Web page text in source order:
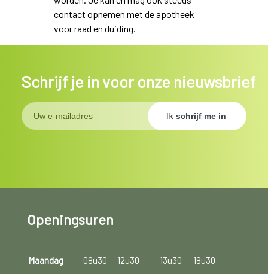
contact opnemen met de apotheek
voor raad en duiding.
Schrijf je in voor onze nieuwsbrief
Openingsuren
Maandag 08u30 12u30 13u30
18u30